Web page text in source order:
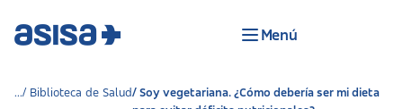
Menú
Biblioteca de Salud
Soy vegetariana. ¿Cómo debería ser mi dieta